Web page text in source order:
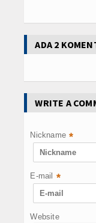
ADA 2
WRITE A
Nickname *
E-mail *
Website